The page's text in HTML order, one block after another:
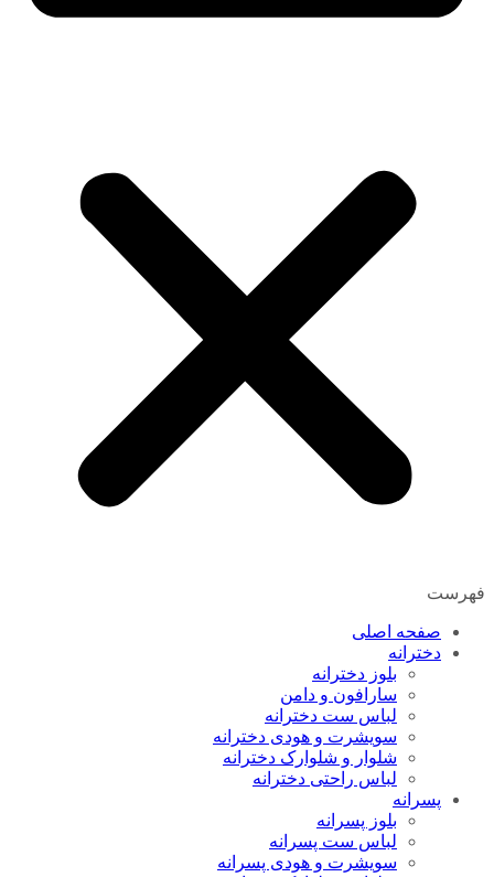
فهرست
صفحه اصلی
دخترانه
بلوز دخترانه
سارافون و دامن
لباس ست دخترانه
سویشرت و هودی دخترانه
شلوار و شلوارک دخترانه
لباس راحتی دخترانه
پسرانه
بلوز پسرانه
لباس ست پسرانه
سویشرت و هودی پسرانه